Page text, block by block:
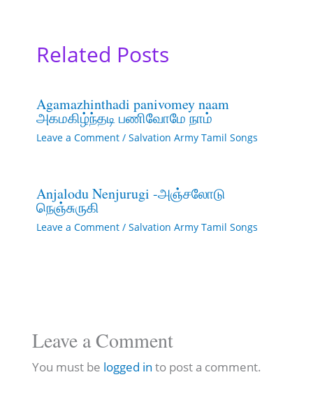
Related Posts
Agamazhinthadi panivomey naam
அகமகிழ்ந்தடி பணிவோமே நாம்
Leave a Comment / Salvation Army Tamil Songs
Anjalodu Nenjurugi -அஞ்சலோடு
நெஞ்சுருகி
Leave a Comment / Salvation Army Tamil Songs
Leave a Comment
You must be logged in to post a comment.